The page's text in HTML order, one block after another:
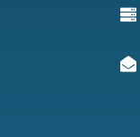

